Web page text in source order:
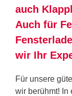
auch
Auch für
wir Ihr
Für unsere
wir berühmt! In